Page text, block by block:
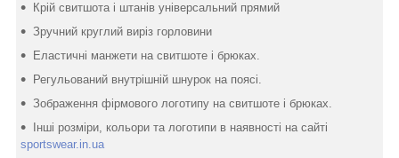
Крій свитшота і штанів універсальний прямий
Зручний круглий виріз горловини
Еластичні манжети на свитшоте і брюках.
Регульований внутрішній шнурок на поясі.
Зображення фірмового логотипу на свитшоте і брюках.
Інші розміри, кольори та логотипи в наявності на сайті
sportswear.in.ua